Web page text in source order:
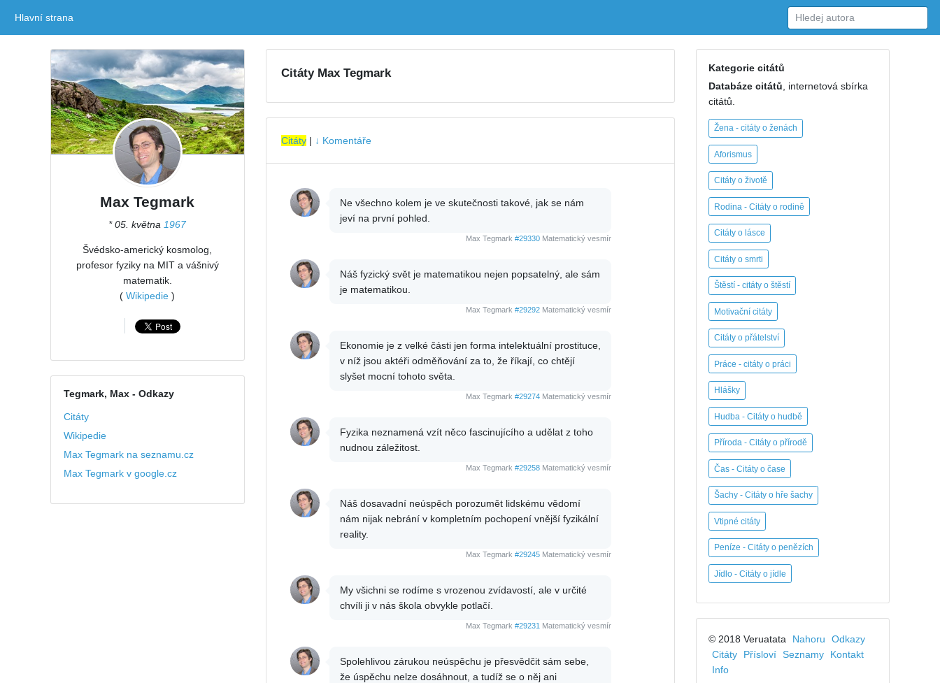
Hlavní strana
Max Tegmark
* 05. května1967
Švédsko-americký kosmolog,
profesor fyziky na MIT a vášnivý
matematik.
(Wikipedie )
Tegmark, Max- Odkazy
Citáty
Wikipedie
Max Tegmark na seznamu.cz
Max Tegmark v google.cz
Citáty Max Tegmark
Citáty| ↓ Komentáře
Ne všechno kolem je ve skutečnosti takové, jak se nám
jeví na první pohled.
Max Tegmark #29330Matematický vesmír
Náš fyzický svět je matematikou nejen popsatelný, ale sám
je matematikou.
Max Tegmark #29292Matematický vesmír
Ekonomie je z velké části jen forma intelektuální prostituce,
v níž jsou aktéři odměňování za to, že říkají, co chtějí
slyšet mocní tohoto světa.
Max Tegmark #29274Matematický vesmír
Fyzika neznamená vzít něco fascinujícího a udělat z toho
nudnou záležitost.
Max Tegmark #29258Matematický vesmír
Náš dosavadní neúspěch porozumět lidskému vědomí
nám nijak nebrání v kompletním pochopení vnější fyzikální
reality.
Max Tegmark #29245Matematický vesmír
My všichni se rodíme s vrozenou zvídavostí, ale v určité
chvíli ji v nás škola obvykle potlačí.
Max Tegmark #29231 Matematický vesmír
Spolehlivou zárukou neúspěchu je přesvědčit sám sebe,
že úspěchu nelze dosáhnout, a tudíž se o něj ani
Kategorie citátů
Databáze citátů , internetová sbírka
citátů.
Žena - citáty o ženách
Aforismus
Citáty o životě
Rodina - Citáty o rodině
Citáty o lásce
Citáty o smrti
Štěstí - citáty o štěstí
Motivační citáty
Citáty o přátelství
Práce - citáty o práci
Hlášky
Hudba - Citáty o hudbě
Příroda - Citáty o přírodě
Čas - Citáty o čase
Šachy - Citáty o hře šachy
Vtipné citáty
Peníze - Citáty o penězích
Jídlo - Citáty o jídle
© 2018 Veruatata Nahoru
Odkazy
Citáty
Přísloví Seznamy
Kontakt
Info